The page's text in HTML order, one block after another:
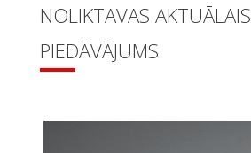
NOLIKTAVAS AKTUĀLAIS
PIEDĀVĀJUMS